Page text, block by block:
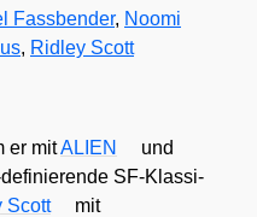
Fassbender, Noomi
, Ridley Scott
er mitALIEN
und
SF-Klas­si­
Scott
mit